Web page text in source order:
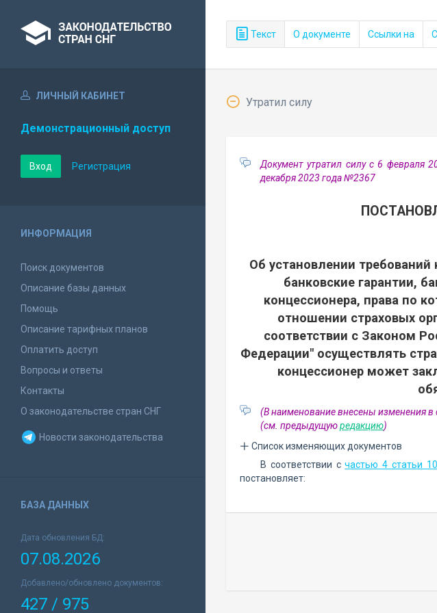
Текст О документе Ссылки на
ЛИЧНЫЙ КАБИНЕТ
Демонстрационный доступ
Вход Регистрация
ИНФОРМАЦИЯ
Поиск документов
Описание базы данных
Помощь
Описание тарифных планов
Оплатить доступ
Вопросы и ответы
Контакты
О законодательстве стран СНГ
Новости законодательства
БАЗА ДАННЫХ
Дата обновления БД:
07.08.2026
Добавлено/обновлено документов:
427 / 975
Утратил силу
Документ утратил силу с 6 февраля
декабря 2023 года №2367
Об установлении
банковские гарантии,
концессионера, права по
отношении страховых
соответствии с Законом
Федерации" осуществлять
концессионер может
(В наименование внесены изменения
(см. предыдущуюредакцию)
Список изменяющих документов
В соответствии счастью 4 статьи 10
постановляет: